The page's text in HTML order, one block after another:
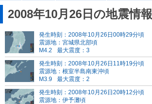
2008年10月26日の地震情報
発生時刻：2008年10月26日00時29分頃
震源地：宮城県北部頃
M4.2
最大震度：3
発生時刻：2008年10月26日11時19分頃
震源地：根室半島南東沖頃
M3.9
最大震度：2
発生時刻：2008年10月26日20時12分頃
震源地：伊予灘頃